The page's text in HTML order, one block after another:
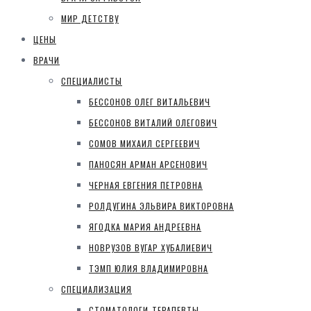
МИР ДЕТСТВУ
ЦЕНЫ
ВРАЧИ
СПЕЦИАЛИСТЫ
БЕССОНОВ ОЛЕГ ВИТАЛЬЕВИЧ
БЕССОНОВ ВИТАЛИЙ ОЛЕГОВИЧ
СОМОВ МИХАИЛ СЕРГЕЕВИЧ
ПАНОСЯН АРМАН АРСЕНОВИЧ
ЧЕРНАЯ ЕВГЕНИЯ ПЕТРОВНА
РОЛДУГИНА ЭЛЬВИРА ВИКТОРОВНА
ЯГОДКА МАРИЯ АНДРЕЕВНА
НОВРУЗОВ ВУГАР ХУБАЛИЕВИЧ
ТЭМП ЮЛИЯ ВЛАДИМИРОВНА
СПЕЦИАЛИЗАЦИЯ